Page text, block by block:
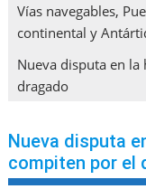
Vías navegables,
continental y
Nueva disputa en
dragado
Nueva disputa
compiten por el